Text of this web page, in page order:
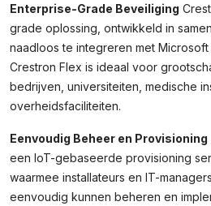
Enterprise-Grade Beveiliging
grade oplossing, ontwikkeld in
naadloos te integreren met Microsoft
Crestron Flex is ideaal voor
bedrijven, universiteiten, medische
overheidsfaciliteiten.
Eenvoudig Beheer en Provisioning
een IoT-gebaseerde provisioning
waarmee installateurs en IT-
eenvoudig kunnen beheren en